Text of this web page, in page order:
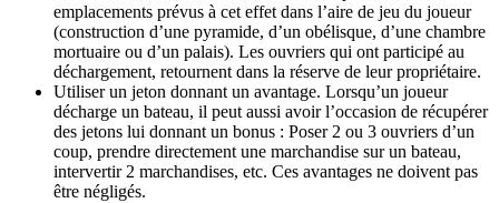
emplacements prévus à cet effet dans l’aire de jeu du joueur
(construction d’une pyramide, d’un obélisque, d’une chambre
mortuaire ou d’un palais). Les ouvriers qui ont participé au
déchargement, retournent dans la réserve de leur propriétaire.
Utiliser un jeton donnant un avantage. Lorsqu’un joueur
décharge un bateau, il peut aussi avoir l’occasion de récupérer
des jetons lui donnant un bonus : Poser 2 ou 3 ouvriers d’un
coup, prendre directement une marchandise sur un bateau,
intervertir 2 marchandises, etc. Ces avantages ne doivent pas
être négligés.